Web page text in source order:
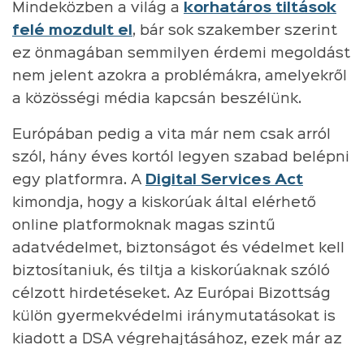
Mindeközben a világ a
korhatáros tiltások
felé mozdult el , bár sok szakember szerint
ez önmagában semmilyen érdemi megoldást
nem jelent azokra a problémákra, amelyekről
a közösségi média kapcsán beszélünk.
Európában pedig a vita már nem csak arról
szól, hány éves kortól legyen szabad belépni
egy platformra. A Digital Services Act
kimondja, hogy a kiskorúak által elérhető
online platformoknak magas szintű
adatvédelmet, biztonságot és védelmet kell
biztosítaniuk, és tiltja a kiskorúaknak szóló
célzott hirdetéseket. Az Európai Bizottság
külön gyermekvédelmi iránymutatásokat is
kiadott a DSA végrehajtásához, ezek már az